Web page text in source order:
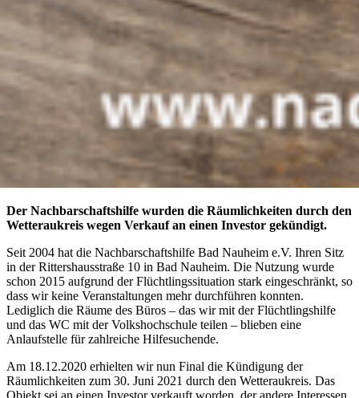
Der Nachbarschaftshilfe wurden die Räumlichkeiten durch den
Wetteraukreis wegen Verkauf an einen Investor gekündigt.
Seit 2004 hat die Nachbarschaftshilfe Bad Nauheim e.V. Ihren Sitz
in der Rittershausstraße 10 in Bad Nauheim. Die Nutzung wurde
schon 2015 aufgrund der Flüchtlingssituation stark eingeschränkt, so
dass wir keine Veranstaltungen mehr durchführen konnten.
Lediglich die Räume des Büros – das wir mit der Flüchtlingshilfe
und das WC mit der Volkshochschule teilen – blieben eine
Anlaufstelle für zahlreiche Hilfesuchende.
Am 18.12.2020 erhielten wir nun Final die Kündigung der
Räumlichkeiten zum 30. Juni 2021 durch den Wetteraukreis. Das